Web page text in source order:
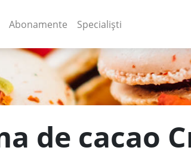
(current)
Abonamente Specialiști
de cacao